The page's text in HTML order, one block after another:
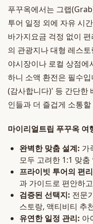
푸꾸옥에서는 그랩
투어 일정 외에 자유 시
바가지요금 걱정 없이
의 관광지나 대형 레스
야시장이나 로컬 상점에
하니 소액 환전은 필수
(감사합니다)' 등 간단한
인들과 더 즐겁게 소통
마이리얼트립 푸꾸옥 여
완벽한 맞춤 설계: 가
모두 고려한 1:1 맞춤
프라이빗 투어의 편
과 가이드로 편안하
검증된 선택지: 전문
스토랑, 액티비티 추
유연한 일정 관리: 아